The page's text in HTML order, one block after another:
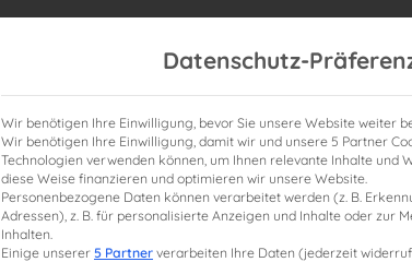
Online-Lehrgänge Online-Seminare
Datenschutz-
Wir benötigen Ihre Einwilligung, bevor Sie unsere Website weiter
Wir benötigen Ihre Einwilligung, damit wir und unsere 5 Partner
Technologien verwenden können, um Ihnen relevante Inhalte und
diese Weise finanzieren und optimieren wir unsere Website.
Personenbezogene Daten können verarbeitet werden (z. B.
Adressen), z. B. für personalisierte Anzeigen und Inhalte oder zur
Inhalten.
Einige unserer 5 Partner verarbeiten Ihre Daten (jederzeit